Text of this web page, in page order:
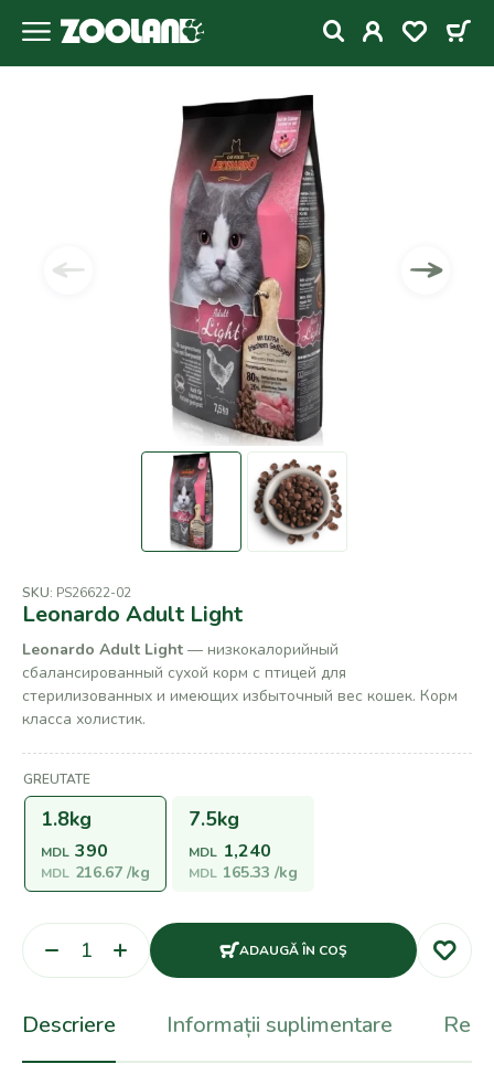
SKU: PS26622-02
Leonardo Adult Light
Leonardo Adult Light — низкокалорийный
сбалансированный сухой корм с птицей для
стерилизованных и имеющих избыточный вес кошек. Корм
класса холистик.
GREUTATE
1.8kg
MDL 390
MDL 216.67/kg
7.5kg
MDL 1,240
MDL 165.33 /kg
ADAUGĂ ÎN COŞ
Descriere Informații suplimentare